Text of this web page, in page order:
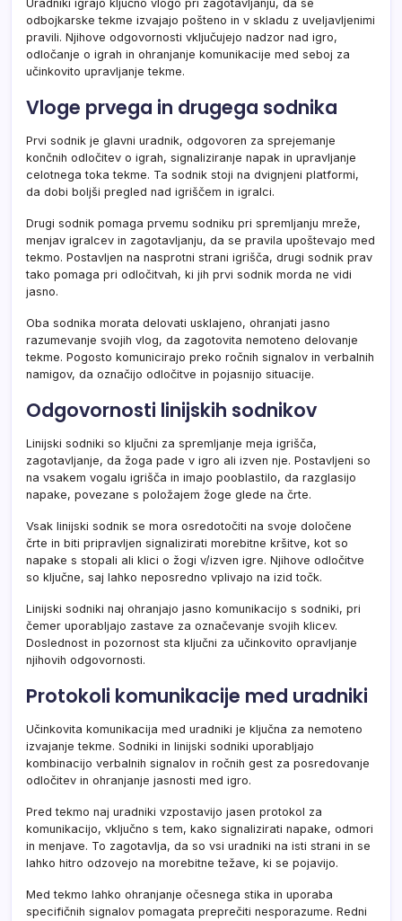
Uradniki igrajo ključno vlogo pri zagotavljanju, da se
odbojkarske tekme izvajajo pošteno in v skladu z uveljavljenimi
pravili. Njihove odgovornosti vključujejo nadzor nad igro,
odločanje o igrah in ohranjanje komunikacije med seboj za
učinkovito upravljanje tekme.
Vloge prvega in drugega sodnika
Prvi sodnik je glavni uradnik, odgovoren za sprejemanje
končnih odločitev o igrah, signaliziranje napak in upravljanje
celotnega toka tekme. Ta sodnik stoji na dvignjeni platformi,
da dobi boljši pregled nad igriščem in igralci.
Drugi sodnik pomaga prvemu sodniku pri spremljanju mreže,
menjav igralcev in zagotavljanju, da se pravila upoštevajo med
tekmo. Postavljen na nasprotni strani igrišča, drugi sodnik prav
tako pomaga pri odločitvah, ki jih prvi sodnik morda ne vidi
jasno.
Oba sodnika morata delovati usklajeno, ohranjati jasno
razumevanje svojih vlog, da zagotovita nemoteno delovanje
tekme. Pogosto komunicirajo preko ročnih signalov in verbalnih
namigov, da označijo odločitve in pojasnijo situacije.
Odgovornosti linijskih sodnikov
Linijski sodniki so ključni za spremljanje meja igrišča,
zagotavljanje, da žoga pade v igro ali izven nje. Postavljeni so
na vsakem vogalu igrišča in imajo pooblastilo, da razglasijo
napake, povezane s položajem žoge glede na črte.
Vsak linijski sodnik se mora osredotočiti na svoje določene
črte in biti pripravljen signalizirati morebitne kršitve, kot so
napake s stopali ali klici o žogi v/izven igre. Njihove odločitve
so ključne, saj lahko neposredno vplivajo na izid točk.
Linijski sodniki naj ohranjajo jasno komunikacijo s sodniki, pri
čemer uporabljajo zastave za označevanje svojih klicev.
Doslednost in pozornost sta ključni za učinkovito opravljanje
njihovih odgovornosti.
Protokoli komunikacije med uradniki
Učinkovita komunikacija med uradniki je ključna za nemoteno
izvajanje tekme. Sodniki in linijski sodniki uporabljajo
kombinacijo verbalnih signalov in ročnih gest za posredovanje
odločitev in ohranjanje jasnosti med igro.
Pred tekmo naj uradniki vzpostavijo jasen protokol za
komunikacijo, vključno s tem, kako signalizirati napake, odmori
in menjave. To zagotavlja, da so vsi uradniki na isti strani in se
lahko hitro odzovejo na morebitne težave, ki se pojavijo.
Med tekmo lahko ohranjanje očesnega stika in uporaba
specifičnih signalov pomagata preprečiti nesporazume. Redni